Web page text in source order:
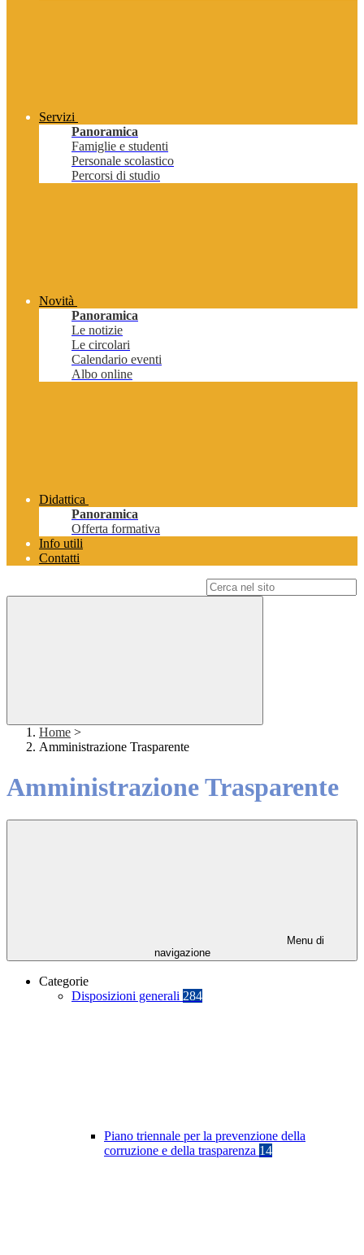
Servizi
Panoramica
Famiglie e studenti
Personale scolastico
Percorsi di studio
Novità
Panoramica
Le notizie
Le circolari
Calendario eventi
Albo online
Didattica
Panoramica
Offerta formativa
Info utili
Contatti
Home >
Amministrazione Trasparente
Amministrazione Trasparente
Menu di
navigazione
Categorie
Disposizioni generali 284
Piano triennale per la prevenzione della
corruzione e della trasparenza 14